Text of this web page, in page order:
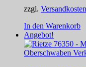
zzgl. Versandkosten
In den Warenkorb
Angebot!